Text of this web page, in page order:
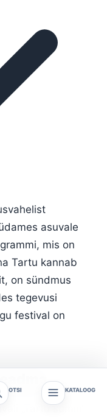
asuvale
mis on
Tartu kannab
on sündmus
tegevusi
festival on
„Tartu sumin“
OTSI KATALOOG